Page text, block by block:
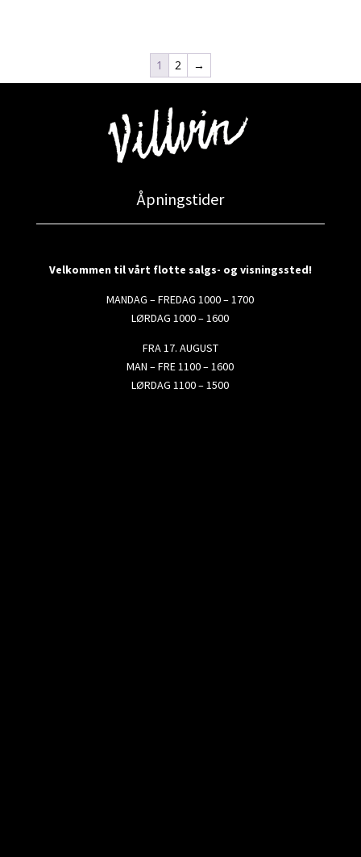
1 2 →
Åpningstider
Velkommen til vårt flotte salgs- og visningssted!
MANDAG – FREDAG 1000 – 1700
LØRDAG 1000 – 1600
FRA 17. AUGUST
MAN – FRE 1100 – 1600
LØRDAG 1100 – 1500